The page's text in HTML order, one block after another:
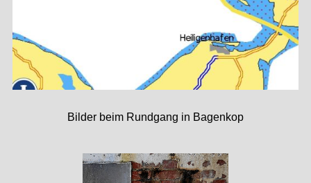
Bilder beim Rundgang in Bagenkop